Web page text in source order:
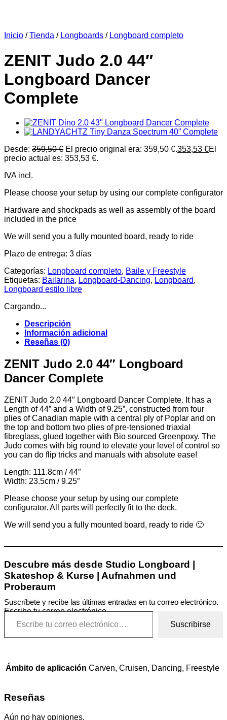
Inicio / Tienda / Longboards / Longboard completo
ZENIT Judo 2.0 44″
Longboard Dancer
Complete
Desde: 359,50€ El precio original era: 359,50 €.353,53 €El
precio actual es: 353,53 €.
IVA incl.
Please choose your setup by using our complete configurator
Hardware and shockpads as well as assembly of the board
included in the price
We will send you a fully mounted board, ready to ride
Plazo de entrega: 3 días
Categorías: Longboard completo, Baile y Freestyle
Etiquetas: Bailarina, Longboard-Dancing, Longboard,
Longboard estilo libre
Cargando...
Descripción
Información adicional
Reseñas (0)
ZENIT Judo 2.0 44″ Longboard
Dancer Complete
ZENIT Judo 2.0 44″ Longboard Dancer Complete. It has a
Length of 44” and a Width of 9.25”, constructed from four
plies of Canadian maple with a central ply of Poplar and on
the top and bottom two plies of pre-tensioned triaxial
fibreglass, glued together with Bio sourced Greenpoxy. The
Judo comes with big round to elevate your level of control so
you can do flip tricks and manuals with absolute ease!
Length: 111.8cm / 44″
Width: 23.5cm / 9.25″
Please choose your setup by using our complete
configurator. All parts will perfectly fit to the deck.
We will send you a fully mounted board, ready to ride 🙂
Descubre más desde Studio Longboard |
Skateshop & Kurse | Aufnahmen und
Proberaum
Suscríbete y recibe las últimas entradas en tu correo electrónico.
Escribe tu correo electrónico…
Suscribirse
Ámbito de aplicación Carven, Cruisen, Dancing, Freestyle
Reseñas
Aún no hay opiniones.